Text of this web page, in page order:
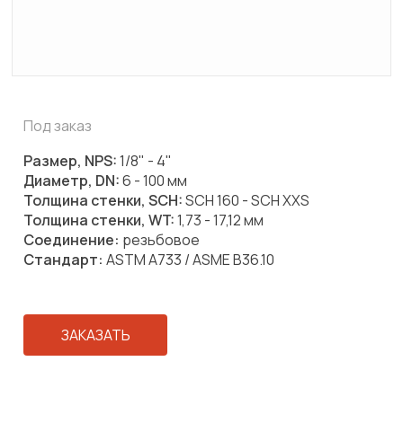
Под заказ
Размер, NPS:1/8" - 4"
Диаметр, DN:6 - 100 мм
Толщина стенки, SCH:SCH 160 - SCH XXS
Толщина стенки, WT:1,73 - 17,12 мм
Соединение: резьбовое
Стандарт: ASTM A733 / ASME B36.10
ЗАКАЗАТЬ